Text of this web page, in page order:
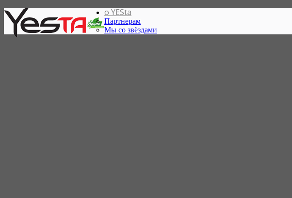
о YESta
Партнерам
Мы со звёздами